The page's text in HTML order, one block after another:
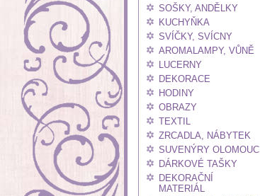
SOŠKY, ANDĚLKY
KUCHYŇKA
SVÍČKY, SVÍCNY
AROMALAMPY, VŮNĚ
LUCERNY
DEKORACE
HODINY
OBRAZY
TEXTIL
ZRCADLA, NÁBYTEK
SUVENÝRY OLOMOUC
DÁRKOVÉ TAŠKY
DEKORAČNÍ
MATERIÁL